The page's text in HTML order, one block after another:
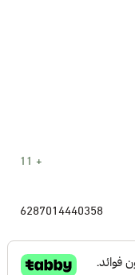
11
6287014440358